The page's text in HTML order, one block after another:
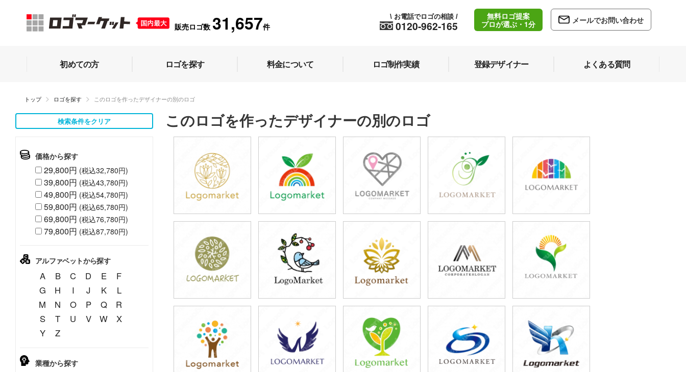
販売ロゴ数 31,657件 0120-962-165
\ お電話でロゴの相談 /
無料ロゴ提案
プロが選ぶ・1分
メールでお問い合わせ
初めての方 ロゴを探す 料金について ロゴ制作実績 登録デザイナー よくある質問
トップ ロゴを探す このロゴを作ったデザイナーの別のロゴ
検索条件をクリア
価格から探す
29,800円 (税込32,780円)
39,800円 (税込43,780円)
49,800円 (税込54,780円)
59,800円 (税込65,780円)
69,800円 (税込76,780円)
79,800円 (税込87,780円)
アルファベットから探す
A B C D E
F
G
H I J K
L
M
N O P Q
R
S
T U V W
X
Y
Z
業種から探す
このロゴを作ったデザイナーの別のロゴ
39,800円
(税込43,780円)
39,800円
(税込43,780円)
39,800円
(税込43,780円) (税込43,780円)
39,800円
(税込43,780円)
39,800円
(税込43,780円)
49,800円
(税込54,780円)
39,800円
(税込43,780円)
49,800円
(税込54,780円)
39,800円
(税込43,780円)